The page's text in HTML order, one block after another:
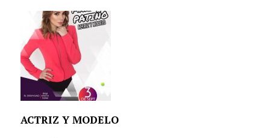
ACTRIZ Y MODELO